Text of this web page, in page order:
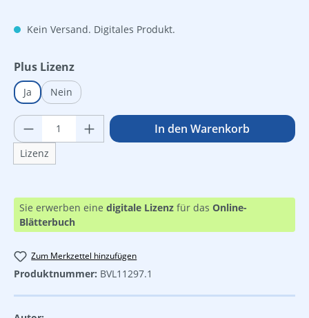
Kein Versand. Digitales Produkt.
Plus Lizenzauswählen
Ja Nein
Produkt Anzahl: Gib den gewünschten
Lizenz
In den Warenkorb
Sie erwerben eine digitale Lizenz für das Online-
Blätterbuch
Zum Merkzettel hinzufügen
Produktnummer: BVL11297.1